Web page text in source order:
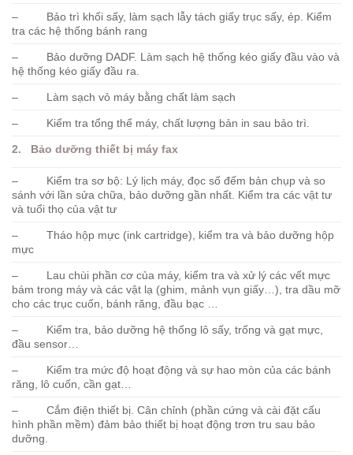
– Bảo trì khối sấy, làm sạch lẫy tách giấy trục sấy, ép. Kiểm
tra các hệ thống bánh rang
– Bảo dưỡng DADF. Làm sạch hệ thống kéo giấy đầu vào và
hệ thống kéo giấy đầu ra.
– Làm sạch vỏ máy bằng chất làm sạch
– Kiểm tra tổng thể máy, chất lượng bản in sau bảo trì.
2. Bảo dưỡng thiết bị máy fax
– Kiểm tra sơ bộ: Lý lịch máy, đọc số đếm bản chụp và so
sánh với lần sửa chữa, bảo dưỡng gần nhất. Kiểm tra các vật tư
và tuổi thọ của vật tư
– Tháo hộp mực (ink cartridge), kiểm tra và bảo dưỡng hộp
mực
– Lau chùi phần cơ của máy, kiểm tra và xử lý các vết mực
bám trong máy và các vật lạ (ghim, mảnh vụn giấy…), tra dầu mỡ
cho các trục cuốn, bánh răng, đầu bạc …
– Kiểm tra, bảo dưỡng hệ thống lô sấy, trống và gạt mực,
đầu sensor…
– Kiểm tra mức độ hoạt động và sự hao mòn của các bánh
răng, lô cuốn, cần gạt…
– Cắm điện thiết bị. Cân chỉnh (phần cứng và cài đặt cấu
hình phần mềm) đảm bảo thiết bị hoạt động trơn tru sau bảo
dưỡng.